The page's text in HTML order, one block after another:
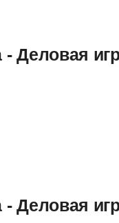
- Деловая
- Деловая